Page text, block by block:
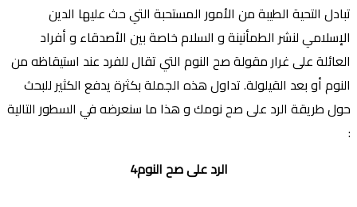
تبادل التحية الطيبة من اﻷمور المستحبة التي حث عليها الدين
اﻹسلامي لنشر الطمأنينة و السلام خاصة بين اﻷصدقاء و أفراد
العائلة على غرار مقولة صح النوم التي تقال للفرد عند استيقاظه من
النوم أو بعد القيلولة. تداول هذه الجملة بكثرة يدفع الكثير للبحث
حول طريقة الرد على صح نومك و هذا ما سنعرضه في السطور التالية
الرد على صح النوم4